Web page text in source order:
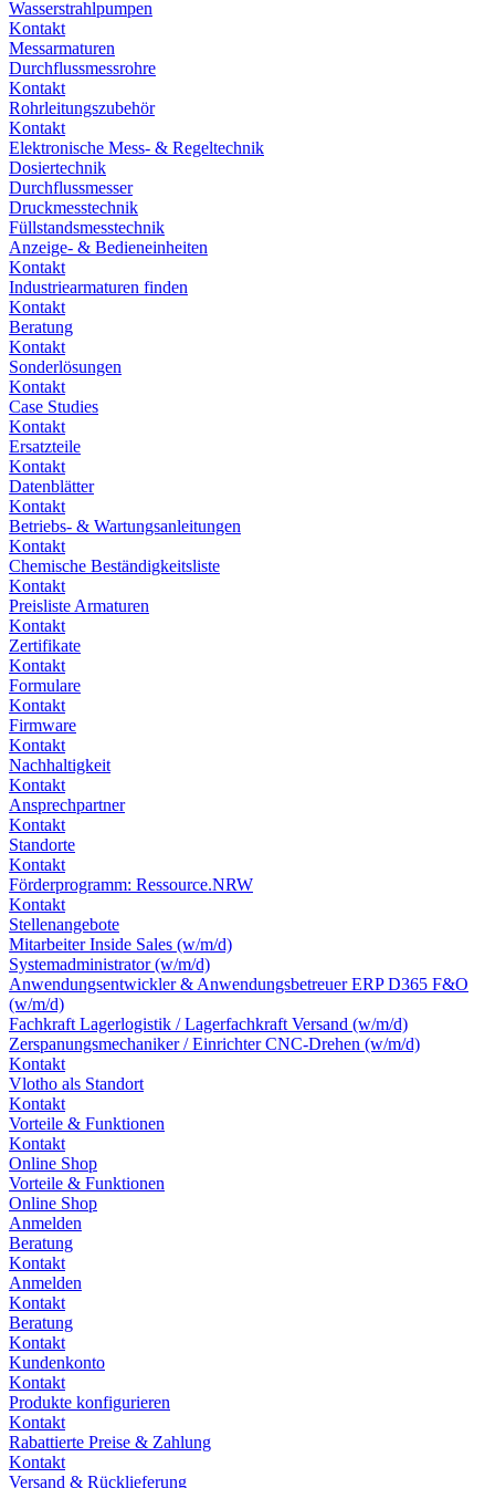
Wasserstrahlpumpen
Kontakt
Messarmaturen
Durchflussmessrohre
Kontakt
Rohrleitungszubehör
Kontakt
Elektronische Mess- & Regeltechnik
Dosiertechnik
Durchflussmesser
Druckmesstechnik
Füllstandsmesstechnik
Anzeige- & Bedieneinheiten
Kontakt
Industriearmaturen finden
Kontakt
Beratung
Kontakt
Sonderlösungen
Kontakt
Case Studies
Kontakt
Ersatzteile
Kontakt
Datenblätter
Kontakt
Betriebs- & Wartungsanleitungen
Kontakt
Chemische Beständigkeitsliste
Kontakt
Preisliste Armaturen
Kontakt
Zertifikate
Kontakt
Formulare
Kontakt
Firmware
Kontakt
Nachhaltigkeit
Kontakt
Ansprechpartner
Kontakt
Standorte
Kontakt
Förderprogramm: Ressource.NRW
Kontakt
Stellenangebote
Mitarbeiter Inside Sales (w/m/d)
Systemadministrator (w/m/d)
Anwendungsentwickler & Anwendungsbetreuer ERP D365 F&O
(w/m/d)
Fachkraft Lagerlogistik / Lagerfachkraft Versand (w/m/d)
Zerspanungsmechaniker / Einrichter CNC-Drehen (w/m/d)
Kontakt
Vlotho als Standort
Kontakt
Vorteile & Funktionen
Kontakt
Online Shop
Vorteile & Funktionen
Online Shop
Anmelden
Beratung
Kontakt
Anmelden
Kontakt
Beratung
Kontakt
Kundenkonto
Kontakt
Produkte konfigurieren
Kontakt
Rabattierte Preise & Zahlung
Kontakt
Versand & Rücklieferung